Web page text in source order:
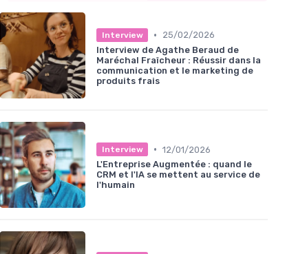
Interview •
25/02/2026
Interview de Agathe Beraud de
Maréchal Fraîcheur : Réussir dans la
communication et le marketing de
produits frais
Interview • 12/01/2026
L'Entreprise Augmentée : quand le
CRM et l'IA se mettent au service de
l'humain